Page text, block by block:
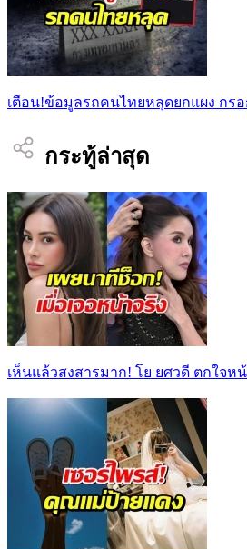
เตือน!ข้อมูลรถคนไทยหลุดยกแผง กร
กระทู้ล่าสุด
เห็นแล้วสงสารมาก! โย ยศวดี ตกใจห